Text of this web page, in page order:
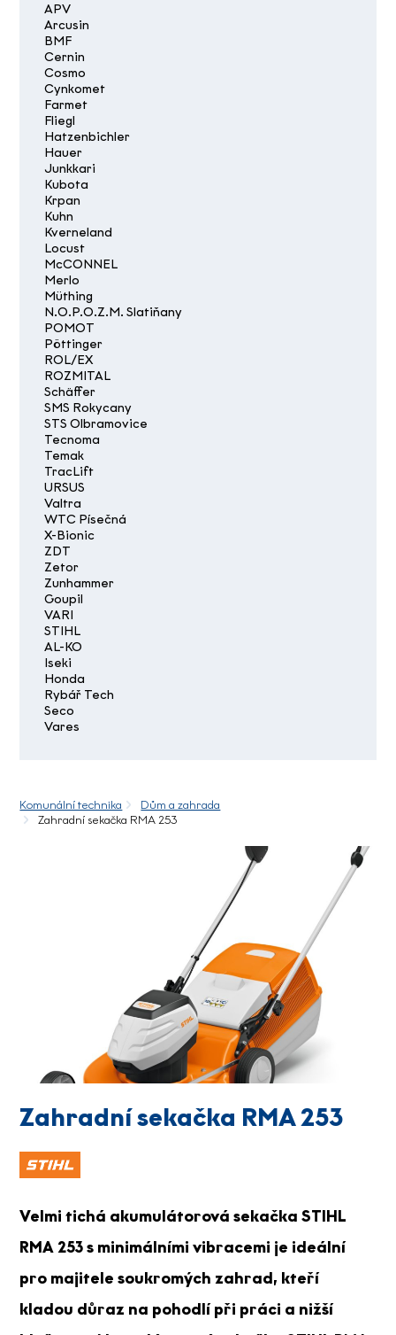
APV
Arcusin
BMF
Cernin
Cosmo
Cynkomet
Farmet
Fliegl
Hatzenbichler
Hauer
Junkkari
Kubota
Krpan
Kuhn
Kverneland
Locust
McCONNEL
Merlo
Müthing
N.O.P.O.Z.M. Slatiňany
POMOT
Pöttinger
ROL/EX
ROZMITAL
Schäffer
SMS Rokycany
STS Olbramovice
Tecnoma
Temak
TracLift
URSUS
Valtra
WTC Písečná
X-Bionic
ZDT
Zetor
Zunhammer
Goupil
VARI
STIHL
AL-KO
Iseki
Honda
Rybář Tech
Seco
Vares
Komunální technika
Dům a zahrada
Zahradní sekačka RMA 253
Zahradní sekačka RMA 253
Velmi tichá akumulátorová sekačka STIHL
RMA 253 s minimálními vibracemi je ideální
pro majitele soukromých zahrad, kteří
kladou důraz na pohodlí při práci a nižší